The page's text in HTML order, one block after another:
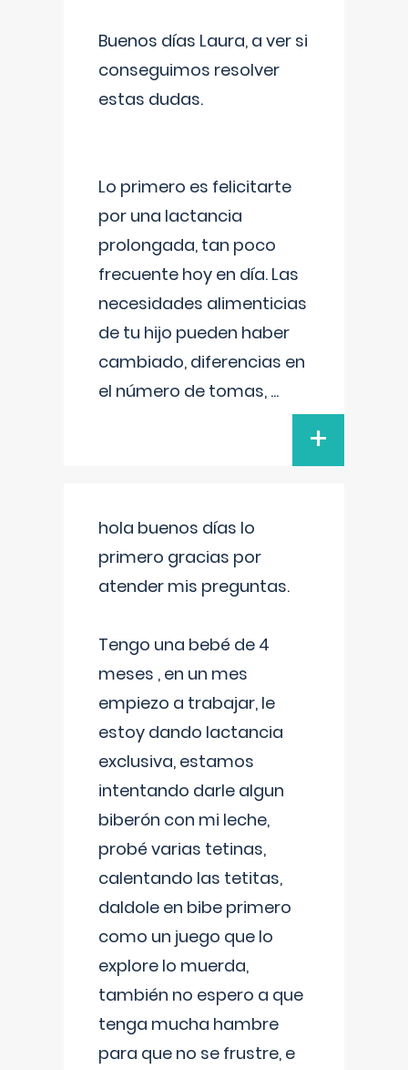
Buenos días Laura, a ver si
conseguimos resolver
estas dudas.
Lo primero es felicitarte
por una lactancia
prolongada, tan poco
frecuente hoy en día. Las
necesidades alimenticias
de tu hijo pueden haber
cambiado, diferencias en
el número de tomas, ...
+
hola buenos días lo
primero gracias por
atender mis preguntas.
Tengo una bebé de 4
meses , en un mes
empiezo a trabajar, le
estoy dando lactancia
exclusiva, estamos
intentando darle algun
biberón con mi leche,
probé varias tetinas,
calentando las tetitas,
daldole en bibe primero
como un juego que lo
explore lo muerda,
también no espero a que
tenga mucha hambre
para que no se frustre, e